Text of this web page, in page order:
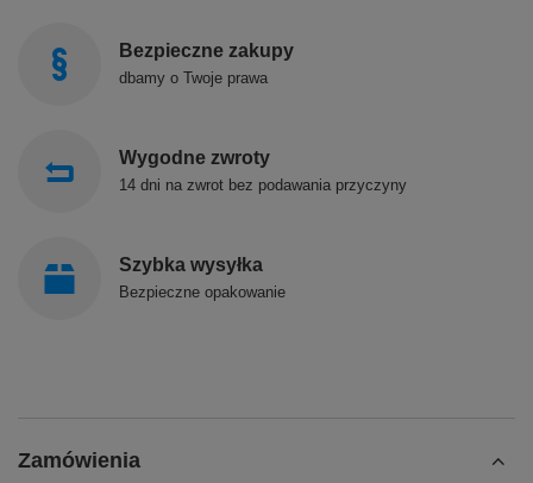
Bezpieczne zakupy
dbamy o Twoje prawa
Wygodne zwroty
14 dni na zwrot bez podawania przyczyny
Szybka wysyłka
Bezpieczne opakowanie
Zamówienia